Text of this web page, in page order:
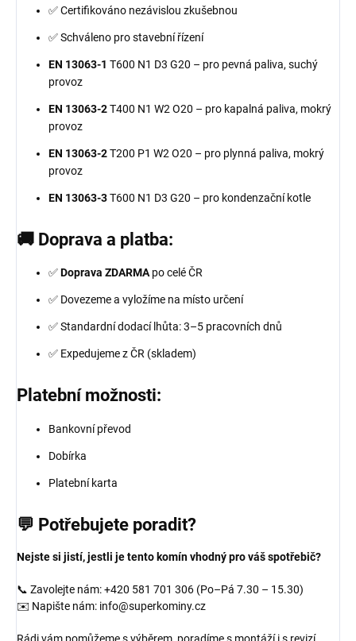
✅ Certifikováno nezávislou zkušebnou
✅ Schváleno pro stavební řízení
EN 13063-1 T600 N1 D3 G20 – pro pevná paliva, suchý
provoz
EN 13063-2T400 N1 W2 O20 – pro kapalná paliva, mokrý
provoz
EN 13063-2T200 P1 W2 O20 – pro plynná paliva, mokrý
provoz
EN 13063-3T600 N1 D3 G20 – pro kondenzační kotle
🚚 Doprava a platba:
✅Doprava ZDARMApo celé ČR
✅ Dovezeme a vyložíme na místo určení
✅ Standardní dodací lhůta: 3–5 pracovních dnů
✅ Expedujeme z ČR (skladem)
Platební možnosti:
Bankovní převod
Dobírka
Platební karta
💬 Potřebujete poradit?
Nejste si jistí, jestli je tento komín vhodný pro váš spotřebič?
📞 Zavolejte nám: +420 581 701 306 (Po–Pá 7.30 – 15.30)
✉️ Napište nám: info@superkominy.cz
Rádi vám pomůžeme s výběrem, poradíme s montáží i s revizí.